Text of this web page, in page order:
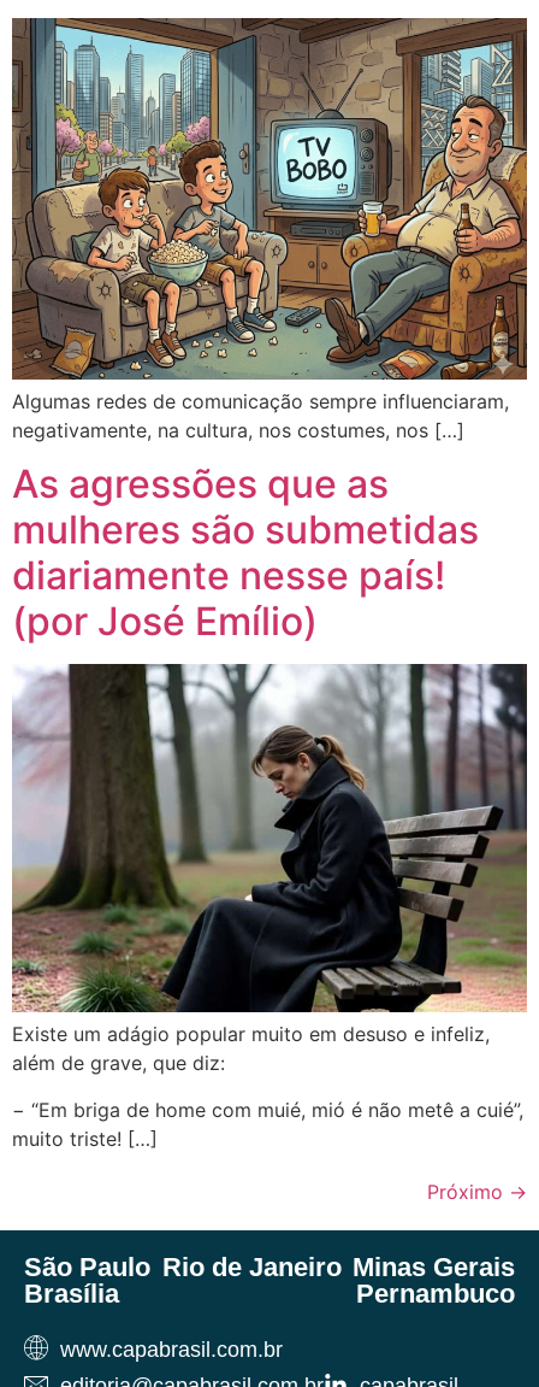
Algumas redes de comunicação sempre influenciaram,
negativamente, na cultura, nos costumes, nos […]
As agressões que as
mulheres são submetidas
diariamente nesse país!
(por José Emílio)
Existe um adágio popular muito em desuso e infeliz,
além de grave, que diz:
− “Em briga de home com muié, mió é não metê a cuié”,
muito triste! […]
Próximo →
São Paulo Rio de Janeiro Minas Gerais
Brasília
Pernambuco
www.capabrasil.com.br